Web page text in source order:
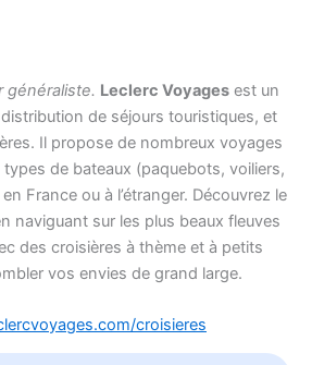
généraliste. Leclerc Voyages est un
de séjours touristiques, et
Il propose de nombreux voyages
de bateaux (paquebots, voiliers,
France ou à l’étranger. Découvrez le
naviguant sur les plus beaux fleuves
des croisières à thème et à petits
vos envies de grand large.
croisieres